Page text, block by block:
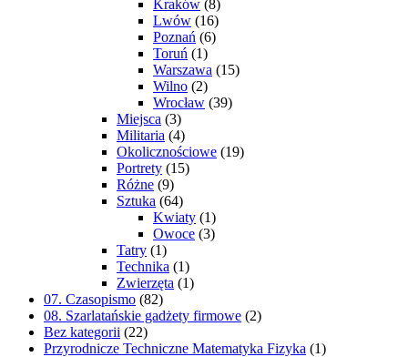
Kraków (8)
Lwów (16)
Poznań (6)
Toruń (1)
Warszawa (15)
Wilno (2)
Wrocław (39)
Miejsca (3)
Militaria (4)
Okolicznościowe (19)
Portrety (15)
Różne (9)
Sztuka (64)
Kwiaty (1)
Owoce (3)
Tatry (1)
Technika (1)
Zwierzęta (1)
07. Czasopismo (82)
08. Szarlatańskie gadżety firmowe (2)
Bez kategorii (22)
Przyrodnicze Techniczne Matematyka Fizyka (1)